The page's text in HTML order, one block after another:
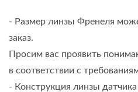
- Размер линзы Френеля
заказ.
Просим вас проявить
в соответствии с
- Конструкция линзы